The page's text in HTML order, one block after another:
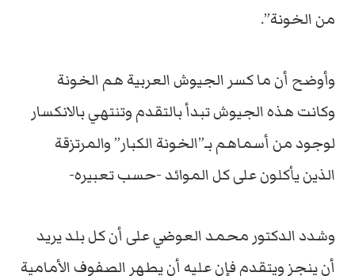
من الخونة”.
وأوضح أن ما كسر الجيوش العربية هم الخونة
وكانت هذه الجيوش تبدأ بالتقدم وتنتهي بالانكسار
لوجود من أسماهم بـ”الخونة الكبار” والمرتزقة
الذين يأكلون على كل الموائد -حسب تعبيره-
وشدد الدكتور محمد العوضي على أن كل بلد يريد
أن ينجز ويتقدم فإن عليه أن يطهر الصفوف الأمامية